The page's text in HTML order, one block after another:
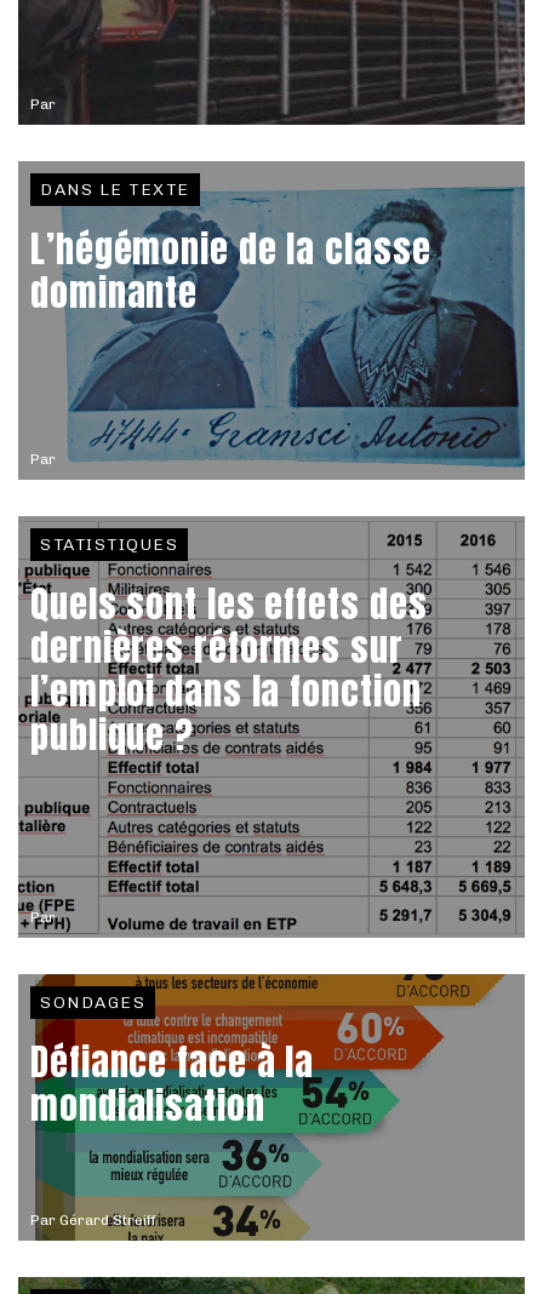
Par
Par
DANS LE TEXTE
L’hégémonie de la classe
dominante
Par
STATISTIQUES
Quels sont les effets des
dernières réformes sur
l’emploi dans la fonction
publique ?
Par Gérard Streiff
SONDAGES
Défiance face à la
mondialisation